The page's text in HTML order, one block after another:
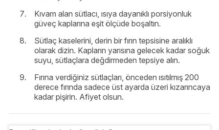
Kıvam alan sütlacı, ısıya dayanıklı porsiyonluk
güveç kaplarına eşit ölçüde boşaltın.
Sütlaç kaselerini, derin bir fırın tepsisine aralıklı
olarak dizin. Kapların yarısına gelecek kadar soğuk
suyu, sütlaçlara değdirmeden tepsiye alın.
Fırına verdiğiniz sütlaçları, önceden ısıtılmış 200
derece fırında sadece üst ayarda üzeri kızarıncaya
kadar pişirin. Afiyet olsun.